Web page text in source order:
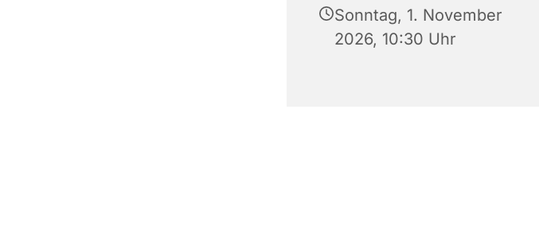
Sonntag, 1. November
2026, 10:30 Uhr